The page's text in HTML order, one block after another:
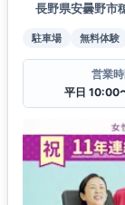
長野県安曇野市
駐車場 無料体験
営業
平日 10:00